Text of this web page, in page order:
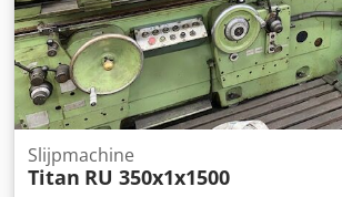
Afdressinrichting - Volledige DTR-
slijpschijven: T1 600x80x305 A98 46K 9V/
Slijpmachine
Titan RU 350x1x1500